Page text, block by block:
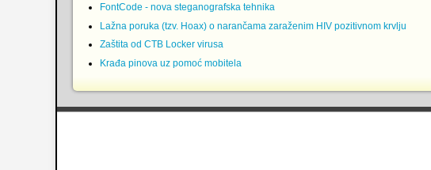
FontCode - nova steganografska tehnika
Lažna poruka (tzv. Hoax) o narančama zaraženim HIV pozitivnom krvlju
Zaštita od CTB Locker virusa
Krađa pinova uz pomoć mobitela